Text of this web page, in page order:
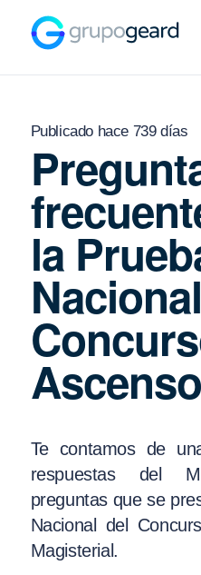
Publicado hace 739 días
la
Ascenso
Te contamos de
respuestas del
preguntas que se
Nacional del
Magisterial.